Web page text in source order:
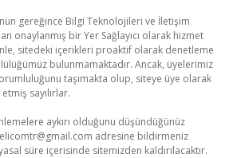
gereğince Bilgi Teknolojileri ve İletişim
onaylanmış bir Yer Sağlayıcı olarak hizmet
sitedeki içerikleri proaktif olarak denetleme
bulunmamaktadır. Ancak, üyelerimiz
taşımakta olup, siteye üye olarak
sayılırlar.
aykırı olduğunu düşündüğünüz
adresine bildirmeniz
süre içerisinde sitemizden kaldırılacaktır.